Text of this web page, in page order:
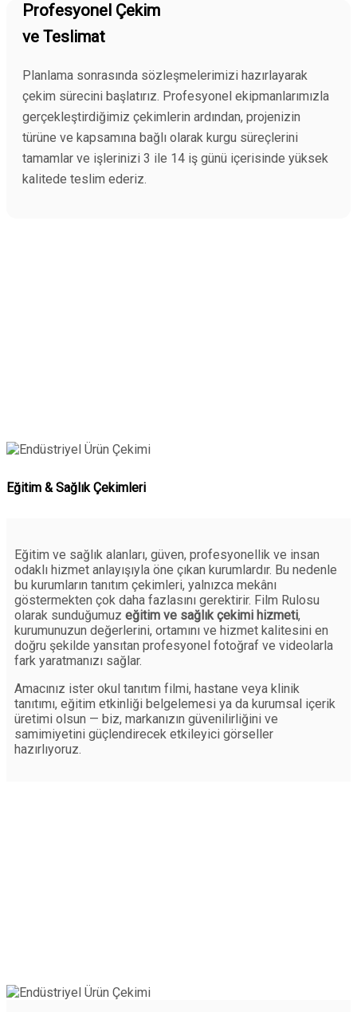
Profesyonel Çekim
ve Teslimat
Planlama sonrasında sözleşmelerimizi hazırlayarak
çekim sürecini başlatırız. Profesyonel ekipmanlarımızla
gerçekleştirdiğimiz çekimlerin ardından, projenizin
türüne ve kapsamına bağlı olarak kurgu süreçlerini
tamamlar ve işlerinizi 3 ile 14 iş günü içerisinde yüksek
kalitede teslim ederiz.
Eğitim & Sağlık Çekimleri
Eğitim ve sağlık alanları, güven, profesyonellik ve insan
odaklı hizmet anlayışıyla öne çıkan kurumlardır. Bu nedenle
bu kurumların tanıtım çekimleri, yalnızca mekânı
göstermekten çok daha fazlasını gerektirir. Film Rulosu
olarak sunduğumuz eğitim ve sağlık çekimi hizmeti,
kurumunuzun değerlerini, ortamını ve hizmet kalitesini en
doğru şekilde yansıtan profesyonel fotoğraf ve videolarla
fark yaratmanızı sağlar.
Amacınız ister okul tanıtım filmi, hastane veya klinik
tanıtımı, eğitim etkinliği belgelemesi ya da kurumsal içerik
üretimi olsun — biz, markanızın güvenilirliğini ve
samimiyetini güçlendirecek etkileyici görseller
hazırlıyoruz.